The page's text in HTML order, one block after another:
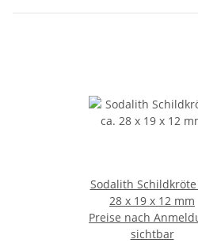
Sodalith Schildkröte
28 x 19 x 12 mm
Preise nach
sichtbar